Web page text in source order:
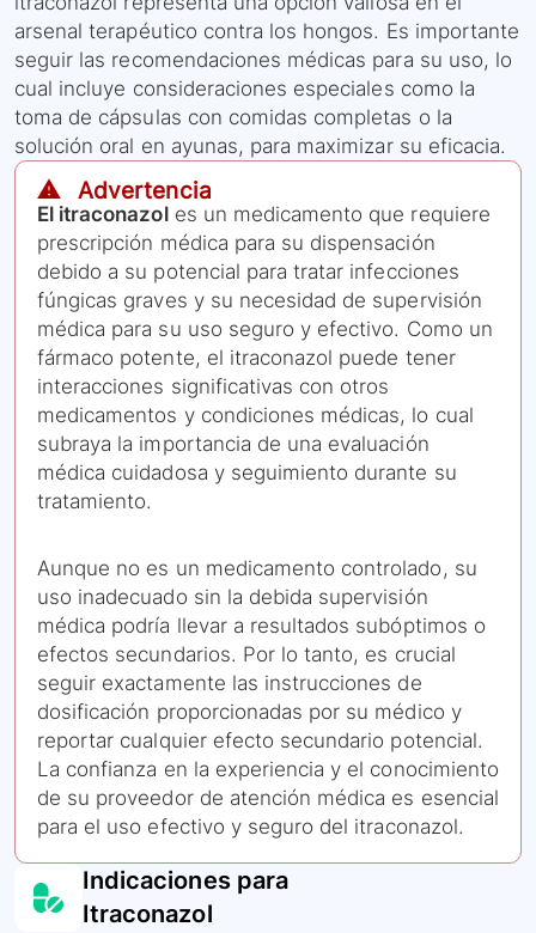
arsenal terapéutico contra los hongos. Es importante
seguir las recomendaciones médicas para su uso, lo
cual incluye consideraciones especiales como la
toma de cápsulas con comidas completas o la
solución oral en ayunas, para maximizar su eficacia.
⚠️ Advertencia
El itraconazoles un medicamento que requiere
prescripción médica para su dispensación
debido a su potencial para tratar infecciones
fúngicas graves y su necesidad de supervisión
médica para su uso seguro y efectivo. Como un
fármaco potente, el itraconazol puede tener
interacciones significativas con otros
medicamentos y condiciones médicas, lo cual
subraya la importancia de una evaluación
médica cuidadosa y seguimiento durante su
tratamiento.
Aunque no es un medicamento controlado, su
uso inadecuado sin la debida supervisión
médica podría llevar a resultados subóptimos o
efectos secundarios. Por lo tanto, es crucial
seguir exactamente las instrucciones de
dosificación proporcionadas por su médico y
reportar cualquier efecto secundario potencial.
La confianza en la experiencia y el conocimiento
de su proveedor de atención médica es esencial
para el uso efectivo y seguro del itraconazol.
Indicaciones para
Itraconazol